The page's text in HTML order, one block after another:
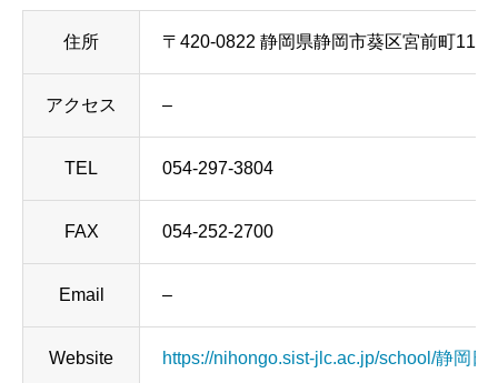
住所 〒420-0822 静岡県静岡市葵区宮前町
アクセス –
TEL 054-297-3804
FAX 054-252-2700
Email –
Website https://nihongo.sist-jlc.ac.jp/school/静岡日